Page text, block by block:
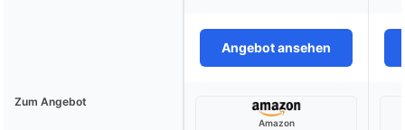
Angebot ansehen
Zum Angebot
Amazon